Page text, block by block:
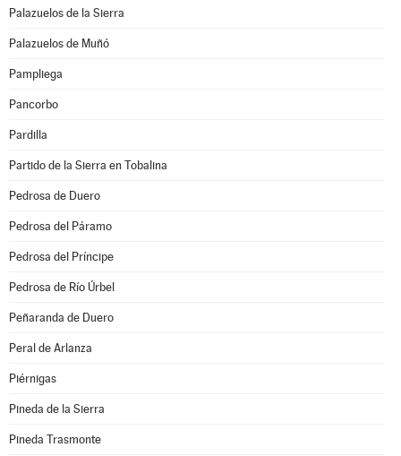
Palazuelos de la Sierra
Palazuelos de Muñó
Pampliega
Pancorbo
Pardilla
Partido de la Sierra en Tobalina
Pedrosa de Duero
Pedrosa del Páramo
Pedrosa del Príncipe
Pedrosa de Río Úrbel
Peñaranda de Duero
Peral de Arlanza
Piérnigas
Pineda de la Sierra
Pineda Trasmonte